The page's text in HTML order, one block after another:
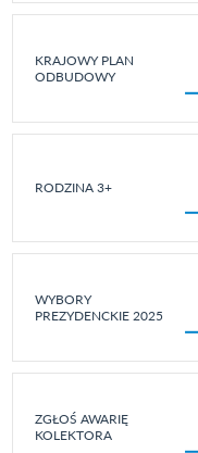
KRAJOWY PLAN
ODBUDOWY
RODZINA 3+
WYBORY
PREZYDENCKIE 2025
ZGŁOŚ AWARIĘ
KOLEKTORA